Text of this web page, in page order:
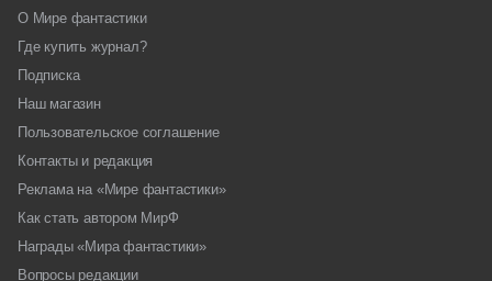
О Мире фантастики
Где купить журнал?
Подписка
Наш магазин
Пользовательское соглашение
Контакты и редакция
Реклама на «Мире фантастики»
Как стать автором МирФ
Награды «Мира фантастики»
Вопросы редакции